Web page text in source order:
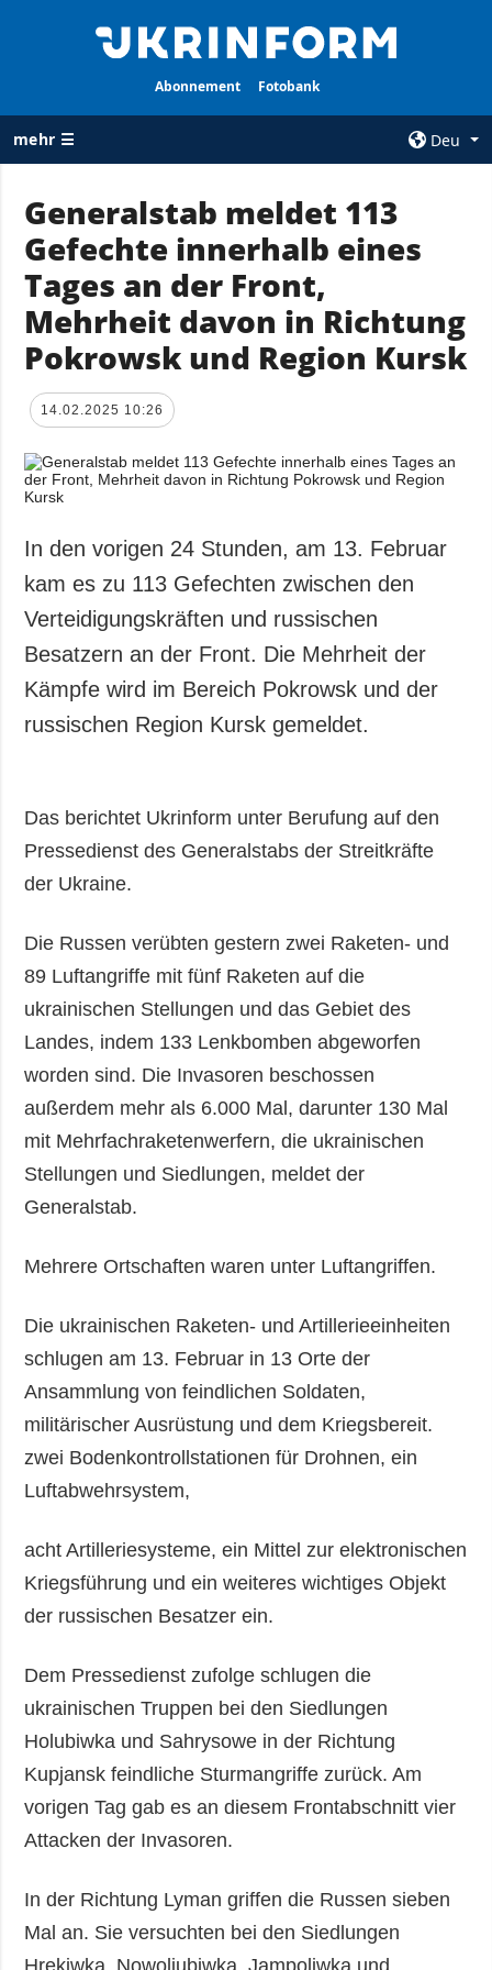
Abonnement Fotobank
mehr ☰
Deu
ALLE
Krieg
Wiederaufbau
der Ukraine
Politik
Wirtschaft
Militär
Gesellschaft und
Sport
Kriminalität
Notstand und
Notfälle
AGENTUR
Über uns
Kontakte
services
Politik zur
personenbezogener
Daten
ZUSÄTZLICH
Veröffentlichungen
Fotos
Video
Abonnement
Generalstab meldet 113
Gefechte innerhalb eines
Tages an der Front,
Mehrheit davon in Richtung
Pokrowsk und Region Kursk
14.02.2025 10:26
In den vorigen 24 Stunden, am 13. Februar
kam es zu 113 Gefechten zwischen den
Verteidigungskräften und russischen
Besatzern an der Front. Die Mehrheit der
Kämpfe wird im Bereich Pokrowsk und der
russischen Region Kursk gemeldet.
Das berichtet Ukrinform unter Berufung auf den
Pressedienst des Generalstabs der Streitkräfte
der Ukraine.
Die Russen verübten gestern zwei Raketen- und
89 Luftangriffe mit fünf Raketen auf die
ukrainischen Stellungen und das Gebiet des
Landes, indem 133 Lenkbomben abgeworfen
worden sind. Die Invasoren beschossen
außerdem mehr als 6.000 Mal, darunter 130 Mal
mit Mehrfachraketenwerfern, die ukrainischen
Stellungen und Siedlungen, meldet der
Generalstab.
Mehrere Ortschaften waren unter Luftangriffen.
Die ukrainischen Raketen- und Artillerieeinheiten
schlugen am 13. Februar in 13 Orte der
Ansammlung von feindlichen Soldaten,
militärischer Ausrüstung und dem Kriegsbereit.
zwei Bodenkontrollstationen für Drohnen, ein
Luftabwehrsystem,
acht Artilleriesysteme, ein Mittel zur elektronischen
Kriegsführung und ein weiteres wichtiges Objekt
der russischen Besatzer ein.
Dem Pressedienst zufolge schlugen die
ukrainischen Truppen bei den Siedlungen
Holubiwka und Sahrysowe in der Richtung
Kupjansk feindliche Sturmangriffe zurück. Am
vorigen Tag gab es an diesem Frontabschnitt vier
Attacken der Invasoren.
In der Richtung Lyman griffen die Russen sieben
Mal an. Sie versuchten bei den Siedlungen
Hrekiwka, Nowoljubiwka, Jampoliwka und